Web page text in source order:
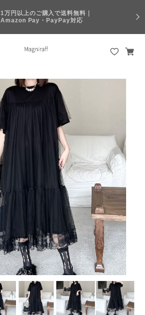
1万円以上のご購入で送料無料｜
Amazon Pay・PayPay対応